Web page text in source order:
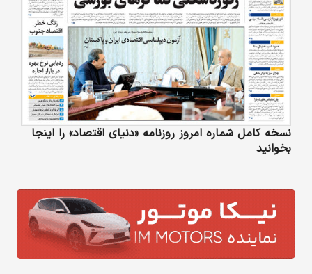
نسخه کامل شماره امروز روزنامه «دنیای‌ اقتصاد» را اینجا
بخوانید